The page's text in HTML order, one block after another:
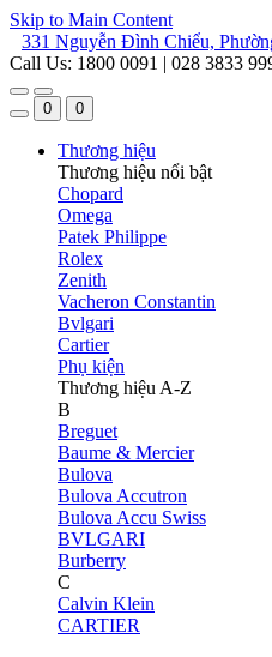
Skip to Main Content
331 Nguyễn Đình Chiểu,
Call Us: 1800 0091 | 028 3833
0 0
Thương hiệu
Thương hiệu nổi bật
Chopard
Omega
Patek Philippe
Rolex
Zenith
Vacheron Constantin
Bvlgari
Cartier
Phụ kiện
Thương hiệu A-Z
B
Breguet
Baume & Mercier
Bulova
Bulova Accutron
Bulova Accu Swiss
BVLGARI
Burberry
C
Calvin Klein
CARTIER